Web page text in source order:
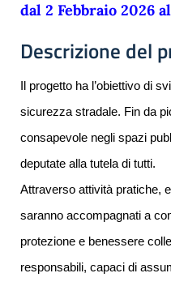
dal 2 Febbraio 2026
Descrizione del
Il progetto ha l’obiettivo di
sicurezza stradale. Fin da
consapevole negli spazi
deputate alla tutela di tutti.
Attraverso attività pratiche,
saranno accompagnati a
protezione e benessere
responsabili, capaci di